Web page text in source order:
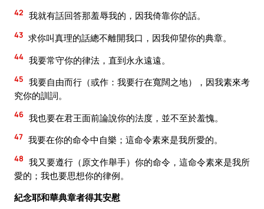
42 我就有話回答那羞辱我的，因我倚靠你的話。
43 求你叫真理的話總不離開我口，因我仰望你的典章。
44 我要常守你的律法，直到永永遠遠。
45 我要自由而行（或作：我要行在寬闊之地），因我素來考
究你的訓詞。
46 我也要在君王面前論說你的法度，並不至於羞愧。
47 我要在你的命令中自樂；這命令素來是我所愛的。
48 我又要遵行（原文作舉手）你的命令，這命令素來是我所
愛的；我也要思想你的律例。
紀念耶和華典章者得其安慰